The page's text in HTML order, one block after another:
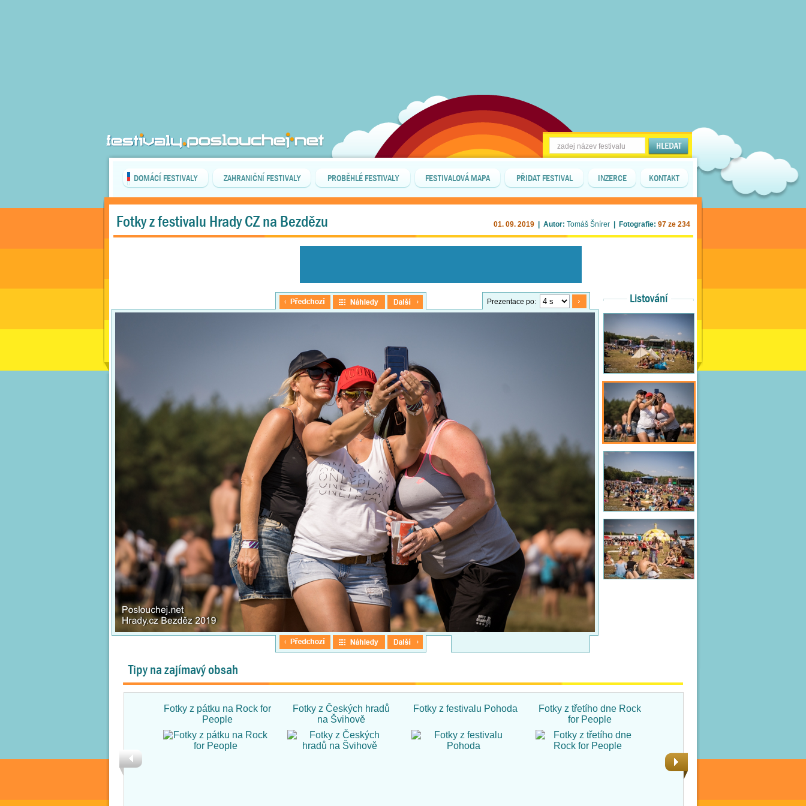
DOMÁCÍ FESTIVALY ZAHRANIČNÍ FESTIVALY PROBĚHLÉ FESTIVALY FESTIVALOVÁ MAPA PŘIDAT FESTIVAL INZERCE KONTAKT
Fotky z festivalu Hrady CZ na Bezdězu 01. 09. 2019 | Autor: Tomáš Šnírer | Fotografie: 97 ze 234
Prezentace po: Listování
Tipy na zajímavý obsah
Fotky z pátku na Rock for
People
Fotky z Českých hradů
na Švihově
Fotky z festivalu Pohoda
Fotky z třetího dne Rock
for People